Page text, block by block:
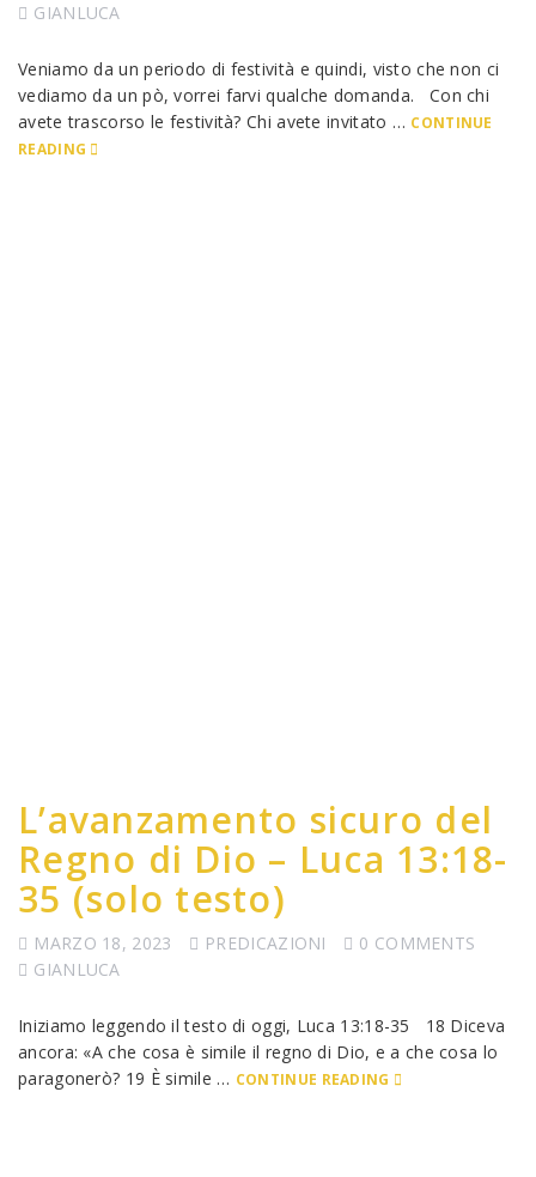
GIANLUCA
Veniamo da un periodo di festività e quindi, visto che non ci
vediamo da un pò, vorrei farvi qualche domanda. Con chi
avete trascorso le festività? Chi avete invitato … CONTINUE
READING
L’avanzamento sicuro del
Regno di Dio – Luca 13:18-
35 (solo testo)
MARZO 18, 2023 PREDICAZIONI
0 COMMENTS
GIANLUCA
Iniziamo leggendo il testo di oggi, Luca 13:18-35 18 Diceva
ancora: «A che cosa è simile il regno di Dio, e a che cosa lo
paragonerò? 19 È simile … CONTINUE READING